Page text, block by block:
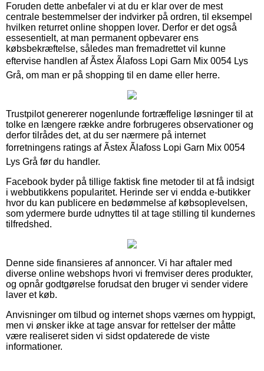
Foruden dette anbefaler vi at du er klar over de mest
centrale bestemmelser der indvirker på ordren, til eksempel
hvilken returret online shoppen lover. Derfor er det også
essesentielt, at man permanent opbevarer ens
købsbekræftelse, således man fremadrettet vil kunne
eftervise handlen af Ãstex Ãlafoss Lopi Garn Mix 0054 Lys
Grå, om man er på shopping til en dame eller herre.
Trustpilot genererer nogenlunde fortræffelige løsninger til at
tolke en længere række andre forbrugeres observationer og
derfor tilrådes det, at du ser nærmere på internet
forretningens ratings af Ãstex Ãlafoss Lopi Garn Mix 0054
Lys Grå før du handler.
Facebook byder på tillige faktisk fine metoder til at få indsigt
i webbutikkens popularitet. Herinde ser vi endda e-butikker
hvor du kan publicere en bedømmelse af købsoplevelsen,
som ydermere burde udnyttes til at tage stilling til kundernes
tilfredshed.
Denne side finansieres af annoncer. Vi har aftaler med
diverse online webshops hvori vi fremviser deres produkter,
og opnår godtgørelse forudsat den bruger vi sender videre
laver et køb.
Anvisninger om tilbud og internet shops værnes om hyppigt,
men vi ønsker ikke at tage ansvar for rettelser der måtte
være realiseret siden vi sidst opdaterede de viste
informationer.